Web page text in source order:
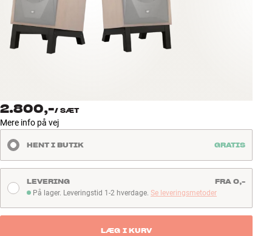
Tilbehør
INSPIRATION
NYHEDER
TILBUD
Kundeservice
Log ind
Byg med Lyd
2.800,-/ SÆT
Mere info på vej
HENT I BUTIK GRATIS
På lager. Leveringstid 1-2 hverdage
På lager. Leveringstid 1-2 hverdage. Se leveringsmetoder
LEVERING FRA 0,-
LÆG I KURV